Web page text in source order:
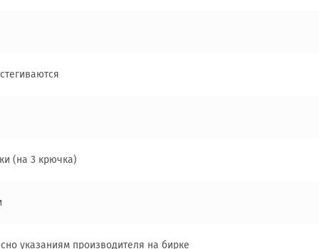
(на 3 крючка)
указаниям производителя на бирке